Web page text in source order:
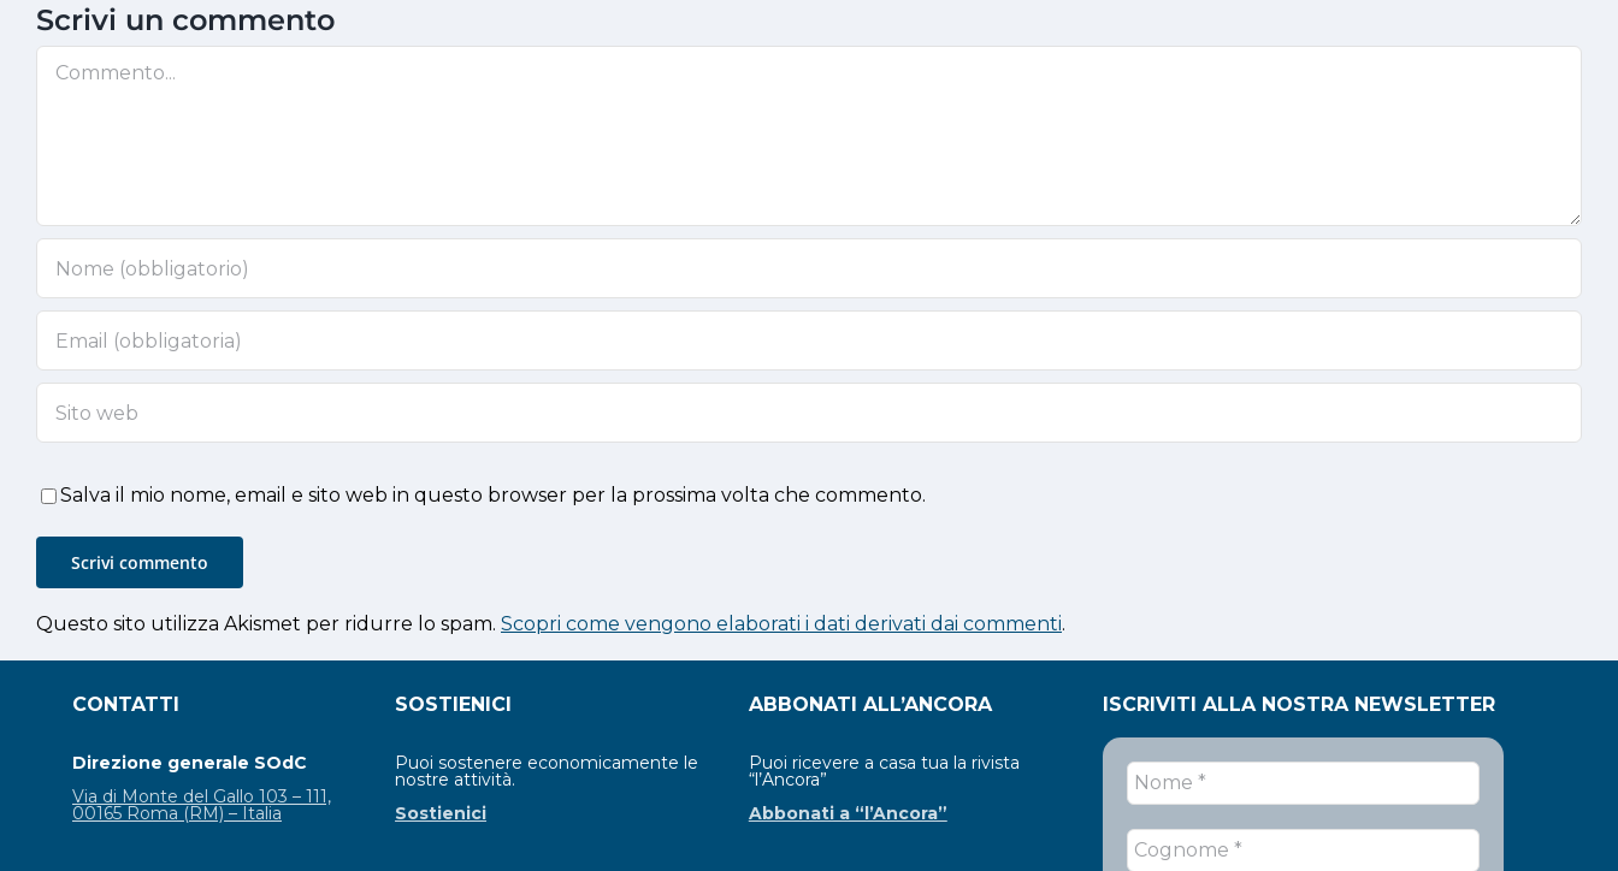
Scrivi un commento
Commento
Salva il mio nome, email e sito web in questo browser per la prossima volta che commento.
Questo sito utilizza Akismet per ridurre lo spam. Scopri come vengono elaborati i dati derivati dai commenti.
CONTATTI
Direzione generale SOdC
Via di Monte del Gallo 103 – 111,
00165 Roma (RM) – Italia
SOSTIENICI
Puoi sostenere economicamente le
nostre attività.
Sostienici
ABBONATI ALL’ANCORA
Puoi ricevere a casa tua la rivista
“l’Ancora”
Abbonati a “l’Ancora”
ISCRIVITI ALLA NOSTRA NEWSLETTER